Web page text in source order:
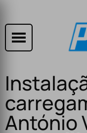
António